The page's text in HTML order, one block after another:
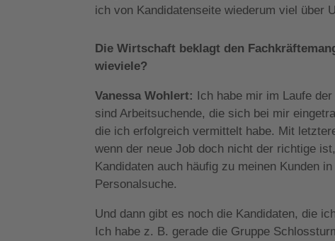
ich von Kandidatenseite wiederum viel über
Die Wirtschaft beklagt den
wieviele?
Vanessa Wohlert: Ich habe mir im Laufe
sind Arbeitsuchende, die sich bei mir
die ich erfolgreich vermittelt habe. Mit
wenn der neue Job doch nicht der richtige
Kandidaten auch häufig zu meinen Kunden
Personalsuche.
Und dann gibt es noch die Kandidaten, die
Ich habe z. B. gerade die Gruppe